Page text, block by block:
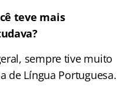
teve mais
sempre tive muito
de Língua Portuguesa.